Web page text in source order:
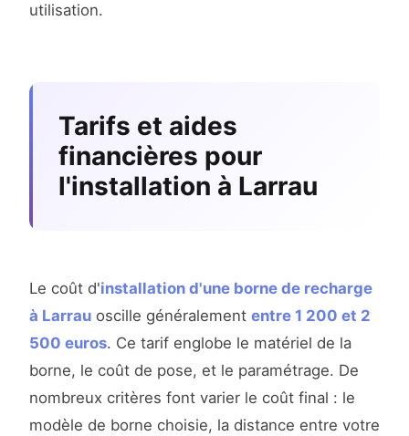
utilisation.
Tarifs et aides
financières pour
l'installation à Larrau
Le coût d'installation d'une borne de recharge
à Larrau oscille généralement entre 1 200 et 2
500 euros. Ce tarif englobe le matériel de la
borne, le coût de pose, et le paramétrage. De
nombreux critères font varier le coût final : le
modèle de borne choisie, la distance entre votre